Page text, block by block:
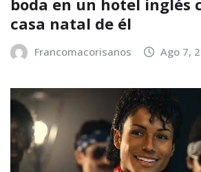
casa natal de él
Francomacorisanos Ago 7,